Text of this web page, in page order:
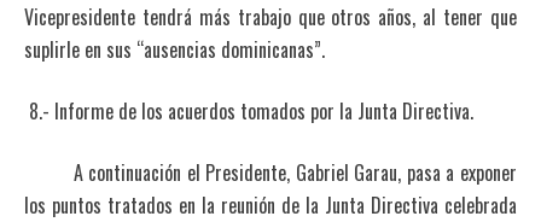
Vicepresidente tendrá más trabajo que otros años, al tener que
suplirle en sus “ausencias dominicanas”.
8.- Informe de los acuerdos tomados por la Junta Directiva.
A continuación el Presidente, Gabriel Garau, pasa a exponer
los puntos tratados en la reunión de la Junta Directiva celebrada